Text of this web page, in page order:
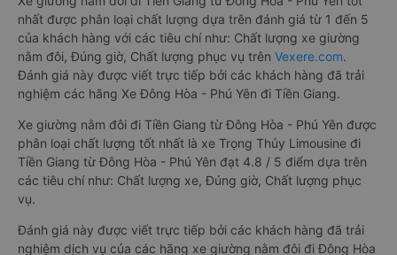
nhất được phân loại chất lượng dựa trên đánh giá từ 1 đến 5
của khách hàng với các tiêu chí như: Chất lượng xe giường
nằm đôi, Đúng giờ, Chất lượng phục vụ trên Vexere.com.
Đánh giá này được viết trực tiếp bởi các khách hàng đã trải
nghiệm các hãng Xe Đông Hòa - Phú Yên đi Tiền Giang.
Xe giường nằm đôi đi Tiền Giang từ Đông Hòa - Phú Yên được
phân loại chất lượng tốt nhất là xe Trọng Thủy Limousine đi
Tiền Giang từ Đông Hòa - Phú Yên đạt 4.8 / 5 điểm dựa trên
các tiêu chí như: Chất lượng xe, Đúng giờ, Chất lượng phục
vụ.
Đánh giá này được viết trực tiếp bởi các khách hàng đã trải
nghiệm dịch vụ của các hãng xe giường nằm đôi đi Đông Hòa